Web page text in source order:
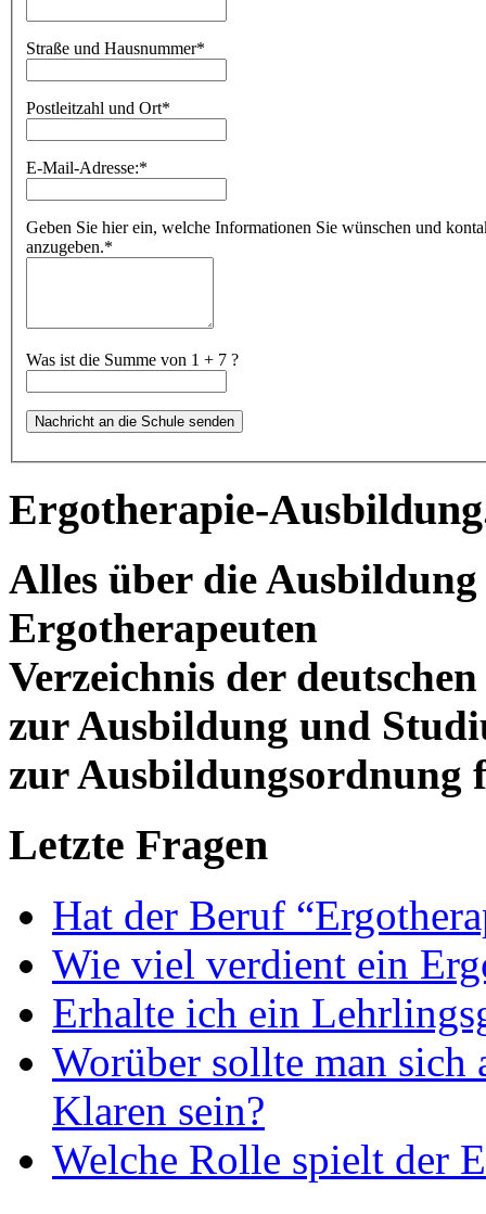
Straße und Hausnummer*
Postleitzahl und Ort*
E-Mail-Adresse:*
Geben Sie hier ein, welche Informationen Sie wünschen und
anzugeben.*
Was ist die Summe von 1 + 7 ?
Ergotherapie-
Alles über die
Ergotherapeuten
Verzeichnis der
zur Ausbildung und
zur Ausbildungsordnung
Letzte Fragen
Hat der Beruf
Wie viel verdient ein
Erhalte ich ein
Worüber sollte man sich
Klaren sein?
Welche Rolle spielt der